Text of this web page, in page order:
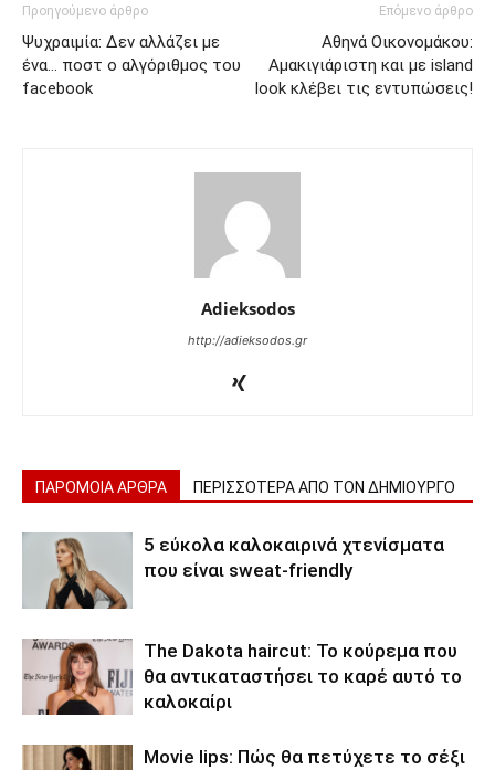
Προηγούμενο άρθρο
Ψυχραιμία: Δεν αλλάζει με
ένα… ποστ ο αλγόριθμος του
facebook
Επόμενο άρθρο
Αθηνά Οικονομάκου:
Αμακιγιάριστη και με island
look κλέβει τις εντυπώσεις!
Adieksodos
http://adieksodos.gr
ΠΑΡΟΜΟΙΑ ΑΡΘΡΑ ΠΕΡΙΣΣΟΤΕΡΑ ΑΠΟ ΤΟΝ ΔΗΜΙΟΥΡΓΟ
5 εύκολα καλοκαιρινά χτενίσματα
που είναι sweat-friendly
The Dakota haircut: Το κούρεμα που
θα αντικαταστήσει το καρέ αυτό το
καλοκαίρι
Movie lips: Πώς θα πετύχετε το σέξι